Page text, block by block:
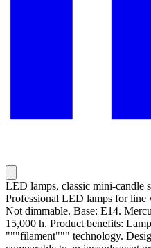
LED lamps, classic mini-candle
Professional LED lamps for line
Not dimmable. Base: E14.
15,000 h. Product benefits:
"""filament""" technology.